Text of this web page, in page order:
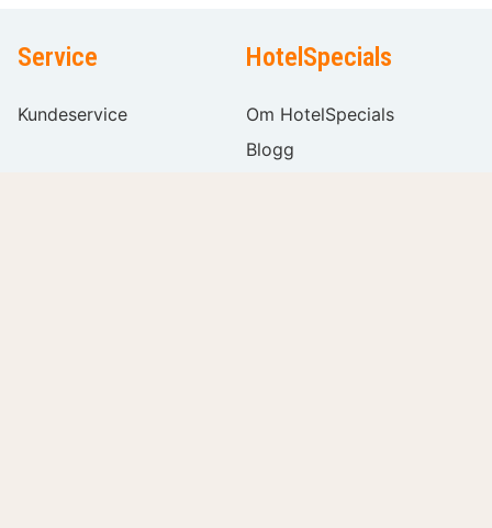
Service
Kundeservice
HotelSpecials
Om HotelSpecials
Blogg